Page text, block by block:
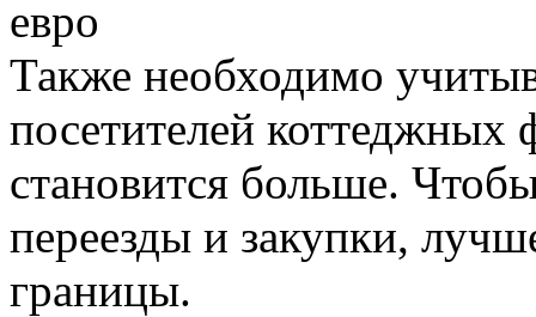
евро
Также необходимо
посетителей коттеджных
становится больше.
переезды и закупки,
границы.